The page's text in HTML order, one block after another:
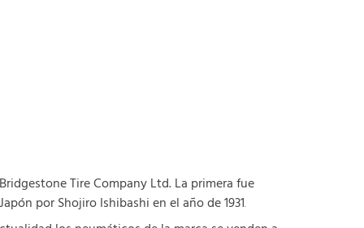
Tire Company Ltd. La primera fue
por Shojiro Ishibashi en el año de 1931.